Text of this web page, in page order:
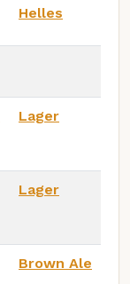
Helles
Lager
Lager
Brown Ale